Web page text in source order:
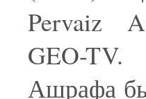
Pervaiz
GEO-
Ашрафа